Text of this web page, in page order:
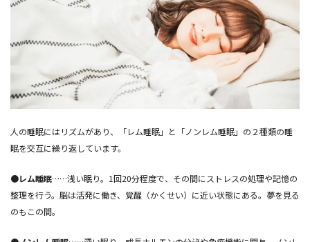
人の睡眠にはリズムがあり、「レム睡眠」と「ノンレム睡眠」の２種類の睡
眠を交互に繰り返しています。
●レム睡眠……浅い眠り。1回20分程度で、その間にストレスの処理や記憶の
整理を行う。脳は活発に働き、覚醒（かくせい）に近い状態にある。夢を見る
のもこの間。